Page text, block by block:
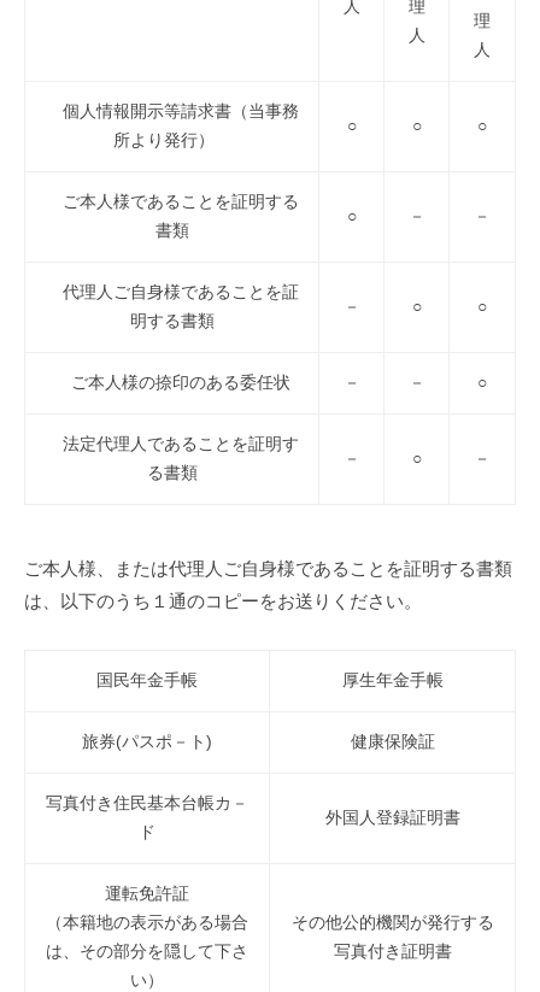
人
理
人
理
人
個人情報開示等請求書（当事務
所より発行）
○ ○ ○
ご本人様であることを証明する
書類
○ － －
代理人ご自身様であることを証
明する書類
－ ○ ○
ご本人様の捺印のある委任状 － － ○
法定代理人であることを証明す
る書類
－ ○ －
ご本人様、または代理人ご自身様であることを証明する書類
は、以下のうち１通のコピーをお送りください。
国民年金手帳 厚生年金手帳
旅券(パスポ－ト) 健康保険証
写真付き住民基本台帳カ－
ド
外国人登録証明書
運転免許証
（本籍地の表示がある場合
は、その部分を隠して下さ
い）
その他公的機関が発行する
写真付き証明書